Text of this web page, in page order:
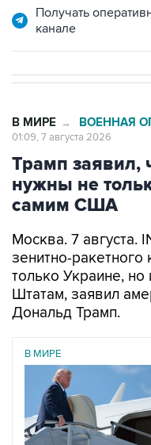
Трамп заявил,
нужны не
самим США
Москва. 7 августа.
только Украине,
Штатам, заявил
Дональд Трамп.
В МИРЕ
06 августа 2026